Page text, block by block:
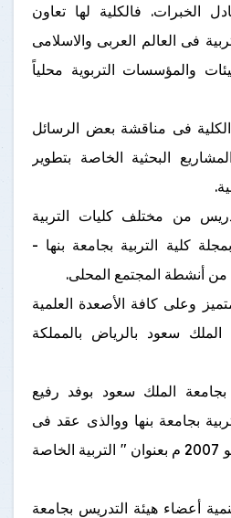
الخبرات. فالكلية لها تعاون
فى العالم العربى والاسلامى
والمؤسسات التربوية محلياً
فى مناقشة بعض الرسائل
البحثية الخاصة بتطوير
من مختلف كليات التربية
كلية التربية بجامعة بنها -
من أنشطة المجتمع المحلى.
وعلى كافة الأصعدة العلمية
الملك سعود بالرياض بالمملكة
الملك سعود بوفد رفيع
بجامعة بنها ووالذى عقد فى
الفترة من 14 الى 15 يوليو 2007 م بعنوان " التربية الخاصة
أعضاء هيئة التدريس بجامعة